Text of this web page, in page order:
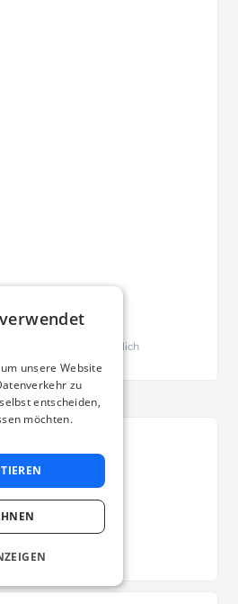
Streng vertraulich
40
40
unsere Website
zu
entscheiden,
möchten.